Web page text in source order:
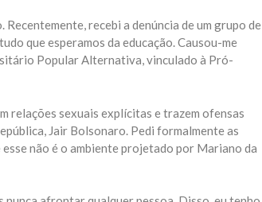
recebi a denúncia de um grupo de
que esperamos da educação. Causou-me
Popular Alternativa, vinculado à Pró-
relações sexuais explícitas e trazem ofensas
Jair Bolsonaro. Pedi formalmente as
não é o ambiente projetado por Mariano da